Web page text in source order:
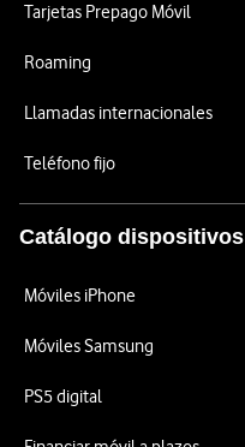
Tarjetas Prepago Móvil
Roaming
Llamadas internacionales
Teléfono fijo
Catálogo dispositivos
Móviles iPhone
Móviles Samsung
PS5 digital